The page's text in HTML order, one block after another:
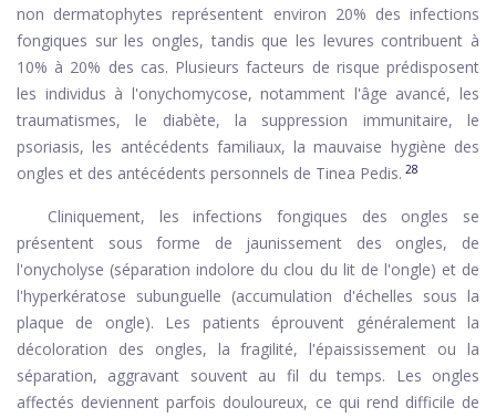
non dermatophytes représentent environ 20% des infections
fongiques sur les ongles, tandis que les levures contribuent à
10% à 20% des cas. Plusieurs facteurs de risque prédisposent
les individus à l'onychomycose, notamment l'âge avancé, les
traumatismes, le diabète, la suppression immunitaire, le
psoriasis, les antécédents familiaux, la mauvaise hygiène des
ongles et des antécédents personnels de Tinea Pedis. 28
Cliniquement, les infections fongiques des ongles se
présentent sous forme de jaunissement des ongles, de
l'onycholyse (séparation indolore du clou du lit de l'ongle) et de
l'hyperkératose subunguelle (accumulation d'échelles sous la
plaque de ongle). Les patients éprouvent généralement la
décoloration des ongles, la fragilité, l'épaississement ou la
séparation, aggravant souvent au fil du temps. Les ongles
affectés deviennent parfois douloureux, ce qui rend difficile de